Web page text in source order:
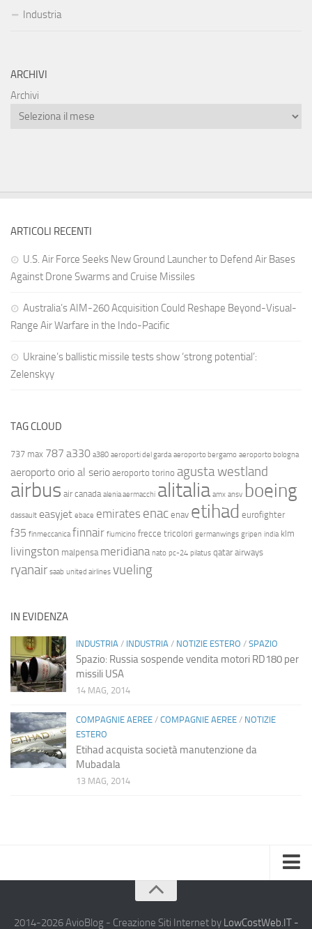
Industria
ARCHIVI
Archivi
ARTICOLI RECENTI
U.S. Air Force Seeks New Ground Launcher to Defend Air Bases
Against Drone Swarms and Cruise Missiles
Australia’s AIM-260 Acquisition Could Reshape Beyond-Visual-
Range Air Warfare in the Indo-Pacific
Ukraine’s ballistic missile tests show ‘strong potential’:
Zelenskyy
TAG CLOUD
737 max 787 a330 a380 aeroporti del garda aeroporto bergamo aeroporto bologna
aeroporto orio al serio aeroporto torino agusta westland
airbus air canada alenia aermacchi alitalia amx ansv boeing
dassault easyjet ebace emirates enac enav etihad eurofighter
f35 finmeccanica finnair fiumicino frecce tricolori germanwings gripen india klm
livingston malpensa meridiana nato pc-24 pilatus qatar airways
ryanair saab united airlines vueling
IN EVIDENZA
INDUSTRIA / INDUSTRIA / NOTIZIE ESTERO / SPAZIO
Spazio: Russia sospende vendita motori RD180 per
missili USA
14 MAG, 2014
COMPAGNIE AEREE / COMPAGNIE AEREE / NOTIZIE
ESTERO
Etihad acquista società manutenzione da
Mubadala
13 MAG, 2014
Chi Siamo
2014-2026 AvioBlog - Creazione Siti Internet by LowCostWeb.IT -